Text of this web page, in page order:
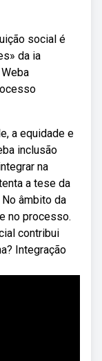
social é
da ia
a equidade e
inclusão
na
a tese da
âmbito da
no processo.
contribui
Integração